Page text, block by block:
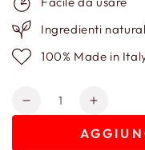
Ingredienti
100% Made in
Quantità
Diminuisci
Aumenta
per